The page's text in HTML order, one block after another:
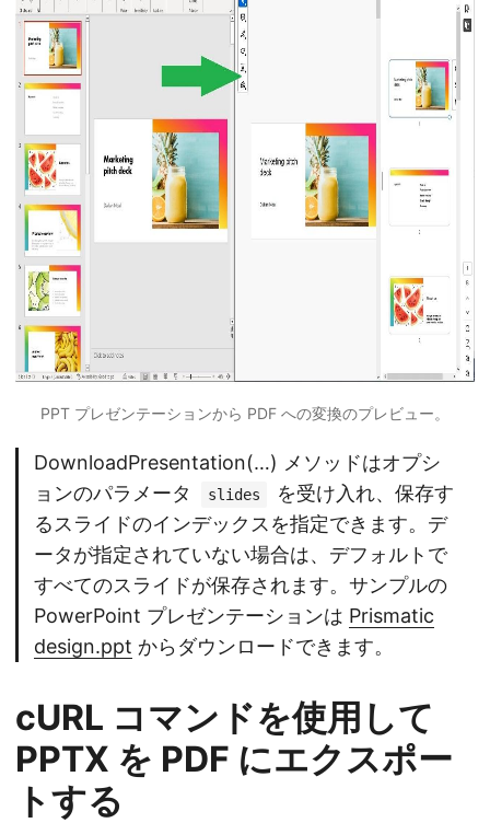
PPT プレゼンテーションから PDF への変換のプレビュー。
DownloadPresentation(…) メソッドはオプシ
ョンのパラメータ
slides
を受け入れ、保存す
るスライドのインデックスを指定できます。デ
ータが指定されていない場合は、デフォルトで
すべてのスライドが保存されます。サンプルの
PowerPoint プレゼンテーションは Prismatic
design.ppt からダウンロードできます。
cURL コマンドを使用して
PPTX を PDF にエクスポー
トする